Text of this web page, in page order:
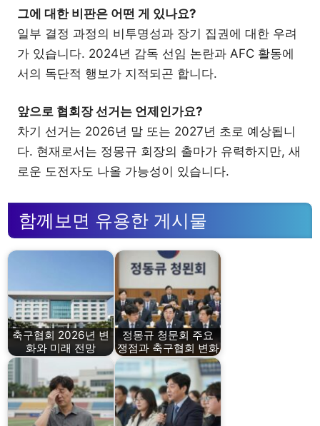
그에 대한 비판은 어떤 게 있나요?
일부 결정 과정의 비투명성과 장기 집권에 대한 우려
가 있습니다. 2024년 감독 선임 논란과 AFC 활동에
서의 독단적 행보가 지적되곤 합니다.
앞으로 협회장 선거는 언제인가요?
차기 선거는 2026년 말 또는 2027년 초로 예상됩니
다. 현재로서는 정몽규 회장의 출마가 유력하지만, 새
로운 도전자도 나올 가능성이 있습니다.
함께보면 유용한 게시물
축구협회 2026년 변
화와 미래 전망
정몽규 청문회 주요
쟁점과 축구협회 변화